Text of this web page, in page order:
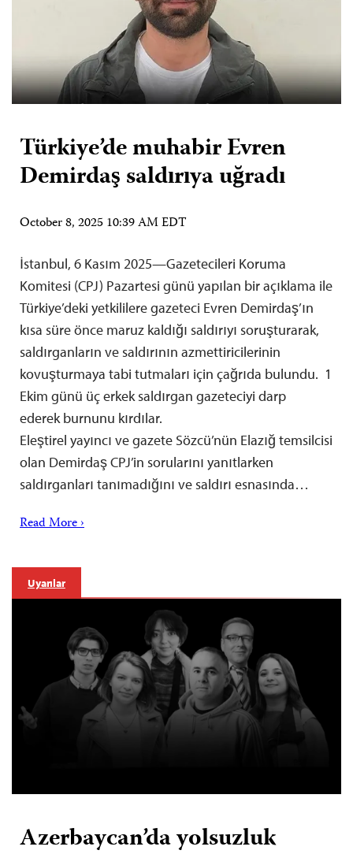
Türkiye’de muhabir Evren
Demirdaş saldırıya uğradı
October 8, 2025 10:39 AM EDT
İstanbul, 6 Kasım 2025—Gazetecileri Koruma
Komitesi (CPJ) Pazartesi günü yapılan bir açıklama ile
Türkiye’deki yetkililere gazeteci Evren Demirdaş’ın
kısa süre önce maruz kaldığı saldırıyı soruşturarak,
saldırganların ve saldırının azmettiricilerinin
kovuşturmaya tabi tutmaları için çağrıda bulundu. 1
Ekim günü üç erkek saldırgan gazeteciyi darp
ederek burnunu kırdılar.
Eleştirel yayıncı ve gazete Sözcü’nün Elazığ temsilcisi
olan Demirdaş CPJ’in sorularını yanıtlarken
saldırganları tanımadığını ve saldırı esnasında…
Read More ›
Uyarılar
Azerbaycan’da yolsuzluk